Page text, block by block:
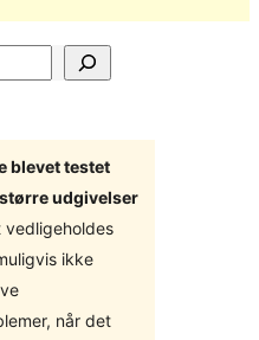
blevet testet
udgivelser
vedligeholdes
ikke
når det